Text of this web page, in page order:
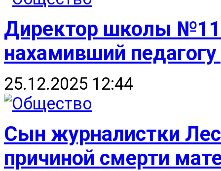
Директор школы
нахамивший
25.12.2025 12:44
Сын журналистки
причиной смерти